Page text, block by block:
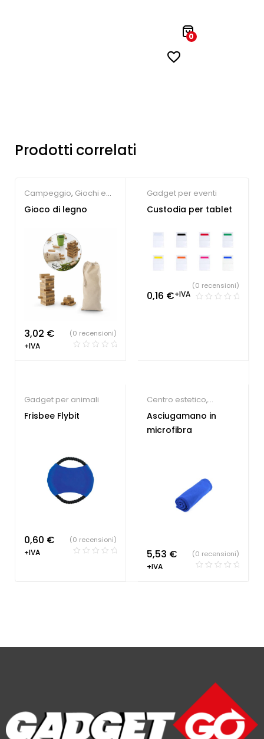
0
Prodotti correlati
Campeggio, Giochi e
giocattoli
Gioco di legno
3,02 €
+IVA
(0 recensioni)
Gadget per eventi
Custodia per tablet
0,16 €+IVA
(0 recensioni)
Gadget per animali
Frisbee Flybit
0,60 €
+IVA
(0 recensioni)
Centro estetico,
Palestre & Fitness,
Gadget Estate
Asciugamano in
microfibra
5,53 €
+IVA
(0 recensioni)